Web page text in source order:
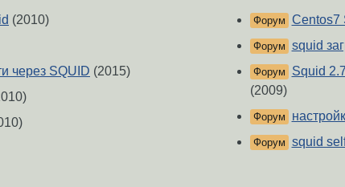
(2010)
через SQUID (2015)
Форум Centos7
Форум squid
Форум
Squid
(2009)
Форум
Форум squid